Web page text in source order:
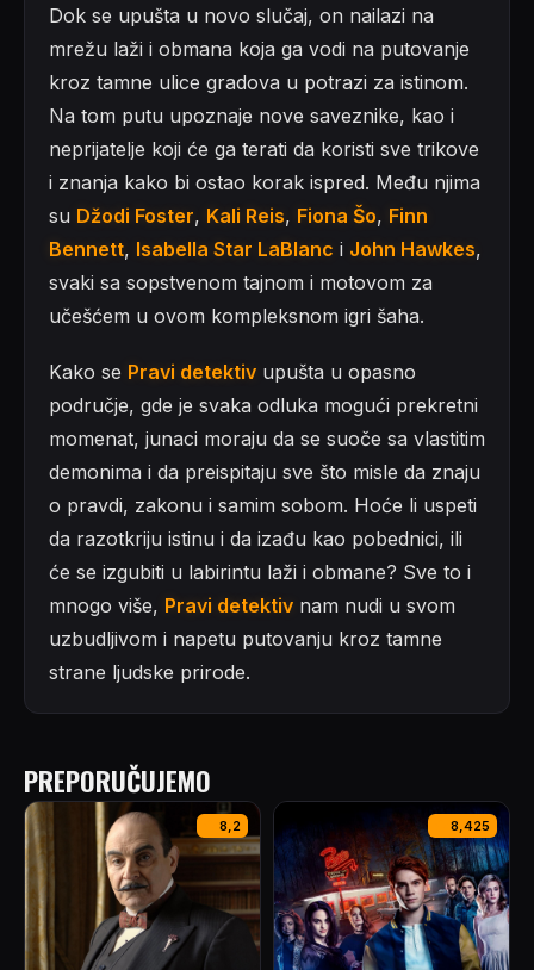
Dok se upušta u novo slučaj, on nailazi na
mrežu laži i obmana koja ga vodi na putovanje
kroz tamne ulice gradova u potrazi za istinom.
Na tom putu upoznaje nove saveznike, kao i
neprijatelje koji će ga terati da koristi sve trikove
i znanja kako bi ostao korak ispred. Među njima
su Džodi Foster, Kali Reis, Fiona Šo, Finn
Bennett, Isabella Star LaBlanc i John Hawkes,
svaki sa sopstvenom tajnom i motovom za
učešćem u ovom kompleksnom igri šaha.
Kako se Pravi detektiv upušta u opasno
područje, gde je svaka odluka mogući prekretni
momenat, junaci moraju da se suoče sa vlastitim
demonima i da preispitaju sve što misle da znaju
o pravdi, zakonu i samim sobom. Hoće li uspeti
da razotkriju istinu i da izađu kao pobednici, ili
će se izgubiti u labirintu laži i obmane? Sve to i
mnogo više, Pravi detektiv nam nudi u svom
uzbudljivom i napetu putovanju kroz tamne
strane ljudske prirode.
PREPORUČUJEMO
8,2 8,425